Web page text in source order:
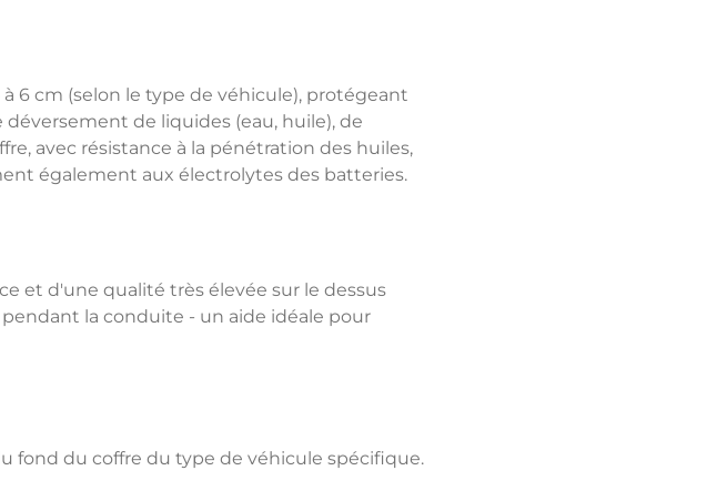
6 cm (selon le type de véhicule), protégeant
de liquides (eau, huile), de
avec résistance à la pénétration des huiles,
également aux électrolytes des batteries.
et d'une qualité très élevée sur le dessus
la conduite - un aide idéale pour
fond du coffre du type de véhicule spécifique.